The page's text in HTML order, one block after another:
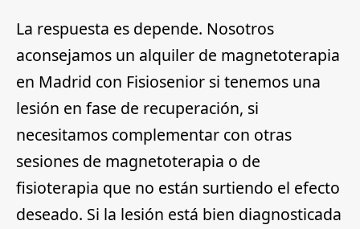
La respuesta es depende. Nosotros
aconsejamos un alquiler de magnetoterapia
en Madrid con Fisiosenior si tenemos una
lesión en fase de recuperación, si
necesitamos complementar con otras
sesiones de magnetoterapia o de
fisioterapia que no están surtiendo el efecto
deseado. Si la lesión está bien diagnosticada